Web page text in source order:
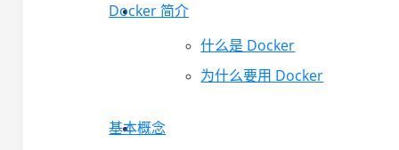
Docker 简介
什么是 Docker
为什么要用 Docker
基本概念